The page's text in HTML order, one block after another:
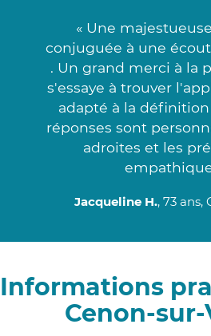
« Une
conjuguée à une
. Un grand merci à la
s'essaye à trouver
adapté à la définition
réponses sont
adroites et les
Jacqueline H., 73
Informations
Cenon-